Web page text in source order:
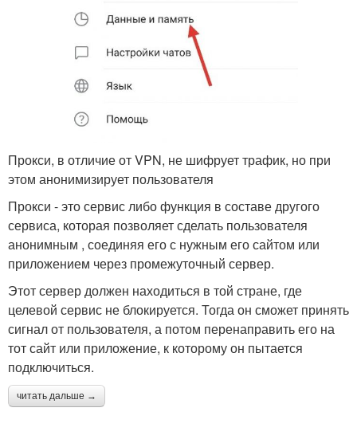
Прокси, в отличие от VPN, не шифрует трафик, но при
этом анонимизирует пользователя
Прокси - это сервис либо функция в составе другого
сервиса, которая позволяет сделать пользователя
анонимным , соединяя его с нужным его сайтом или
приложением через промежуточный сервер.
Этот сервер должен находиться в той стране, где
целевой сервис не блокируется. Тогда он сможет принять
сигнал от пользователя, а потом перенаправить его на
тот сайт или приложение, к которому он пытается
подключиться.
читать дальше →